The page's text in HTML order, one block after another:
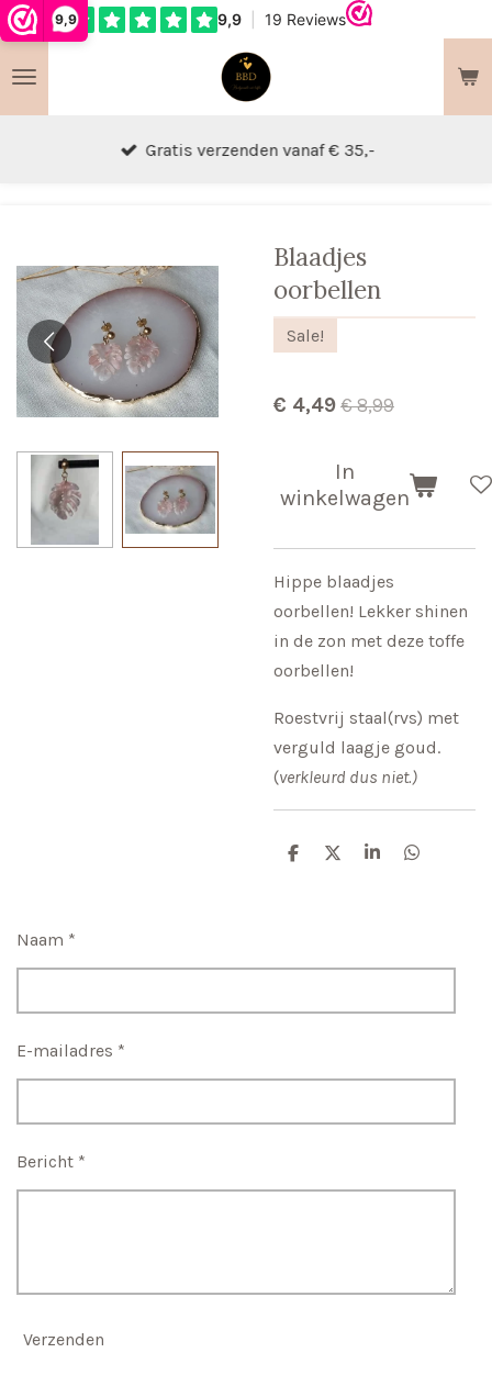
9,9
Ga
naar
de
Gratis verzenden vanaf € 35,-
Blaadjes
oorbellen
Sale!
€ 4,49 € 8,99
In
winkelwagen
Hippe blaadjes
oorbellen! Lekker shinen
in de zon met deze toffe
oorbellen!
Roestvrij staal(rvs) met
verguld laagje goud.
(verkleurd dus niet.)
D
D
S
D
Naam *
E-mailadres *
Bericht *
Verzenden